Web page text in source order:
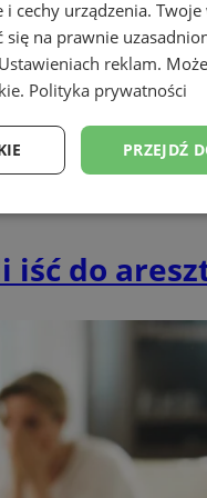
iść do
cechy urządzenia.
na prawnie
Ustawieniach reklam.
. Polityka prywatności
PRZEJDŹ
Funkcjonalność
Funkcjonalność
internetowej, takich jak
korzystać ze strony internetowej.
Opis